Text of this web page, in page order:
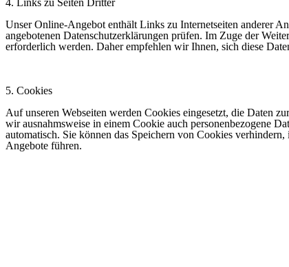
4. Links zu Seiten Dritter
Unser Online-Angebot enthält Links zu Internetseiten anderer
angebotenen Datenschutzerklärungen prüfen. Im Zuge der
erforderlich werden. Daher empfehlen wir Ihnen, sich diese
5. Cookies
Auf unseren Webseiten werden Cookies eingesetzt, die Daten
wir ausnahmsweise in einem Cookie auch personenbezogene
automatisch. Sie können das Speichern von Cookies
Angebote führen.